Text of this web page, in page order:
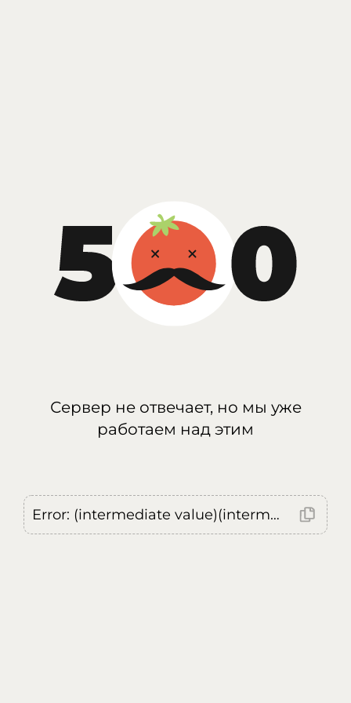
Сервер не отвечает, но мы уже
работаем над этим
Error: (intermediate value)(intermediate value)(intermediate value).replaceAll is not a function